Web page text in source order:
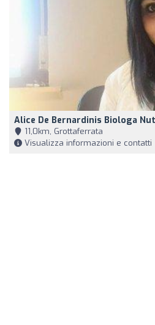
Alice De Bernardinis Biologa
11,0km, Grottaferrata
Visualizza informazioni e contatti